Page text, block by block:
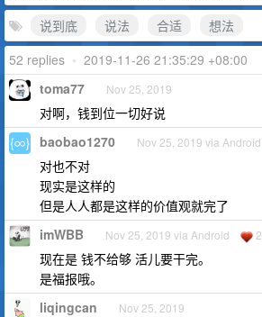
说到底
说法 合适
想法
52 replies • 2019-11-26 21:35:29 +08:00
toma77 Nov 25, 2019
对啊，钱到位一切好说
baobao1270 Nov 25, 2019 via Android
对也不对
现实是这样的
但是人人都是这样的价值观就完了
imWBB Nov 25, 2019 via Android 2
现在是 钱不给够 活儿要干完。
是福报哦。
liqingcan Nov 25, 2019